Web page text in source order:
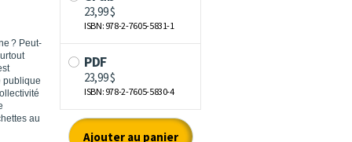
? Peut-
publique
au